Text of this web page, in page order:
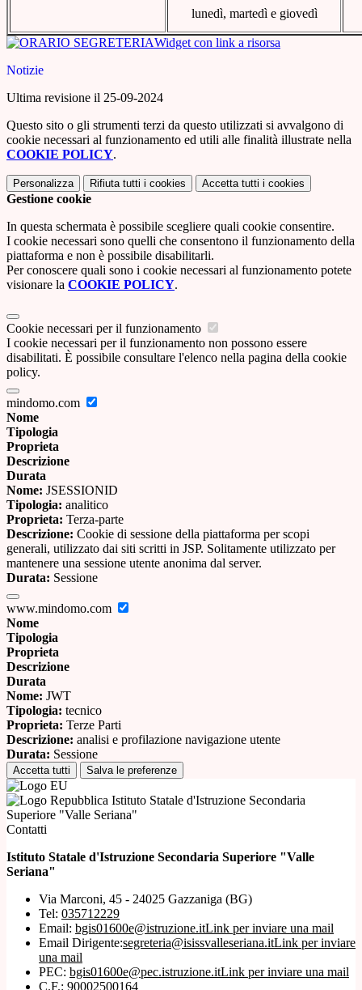
lunedì, martedì e giovedì
Widget con link a risorsa
Notizie
Ultima revisione il 25-09-2024
Questo sito o gli strumenti terzi da questo utilizzati si avvalgono di
cookie necessari al funzionamento ed utili alle finalità illustrate nella
COOKIE POLICY.
Personalizza Rifiuta tutti i cookies Accetta tutti i cookies
Gestione cookie
In questa schermata è possibile scegliere quali cookie consentire.
I cookie necessari sono quelli che consentono il funzionamento della
piattaforma e non è possibile disabilitarli.
Per conoscere quali sono i cookie necessari al funzionamento potete
visionare la COOKIE POLICY.
Cookie necessari per il funzionamento
I cookie necessari per il funzionamento non possono essere
disabilitati. È possibile consultare l'elenco nella pagina della cookie
policy.
mindomo.com
Nome
Tipologia
Proprieta
Descrizione
Durata
Nome: JSESSIONID
Tipologia: analitico
Proprieta: Terza-parte
Descrizione: Cookie di sessione della piattaforma per scopi
generali, utilizzato dai siti scritti in JSP. Solitamente utilizzato per
mantenere una sessione utente anonima dal server.
Durata: Sessione
www.mindomo.com
Nome
Tipologia
Proprieta
Descrizione
Durata
Nome: JWT
Tipologia: tecnico
Proprieta: Terze Parti
Descrizione: analisi e profilazione navigazione utente
Durata: Sessione
Accetta tutti Salva le preferenze
Istituto Statale d'Istruzione Secondaria
Superiore "Valle Seriana"
Contatti
Istituto Statale d'Istruzione Secondaria Superiore "Valle
Seriana"
Via Marconi, 45 - 24025 Gazzaniga (BG)
Tel: 035712229
Email: bgis01600e@istruzione.itLink per inviare una mail
Email Dirigente:segreteria@isissvalleseriana.itLink per inviare
una mail
PEC: bgis01600e@pec.istruzione.itLink per inviare una mail
C.F.: 90002500164